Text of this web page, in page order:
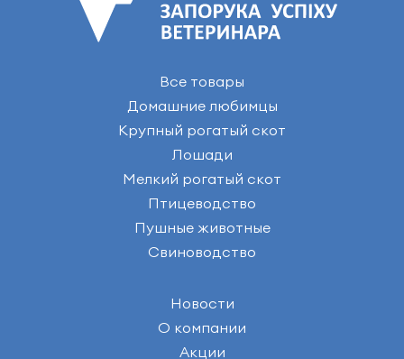
Все товары
Домашние любимцы
Крупный рогатый скот
Лошади
Мелкий рогатый скот
Птицеводство
Пушные животные
Свиноводство
Новости
О компании
Акции